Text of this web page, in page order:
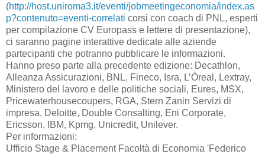
(http://host.uniroma3.it/eventi/jobmeetingeconomia/index.as
p?contenuto=eventi-correlati corsi con coach di PNL, esperti
per compilazione CV Europass e lettere di presentazione),
ci saranno pagine interattive dedicate alle aziende
partecipanti che potranno pubblicare le informazioni.
Hanno preso parte alla precedente edizione: Decathlon,
Alleanza Assicurazioni, BNL, Fineco, Isra, L’Òreal, Lextray,
Ministero del lavoro e delle politiche sociali, Eures, MSX,
Pricewaterhousecoupers, RGA, Stern Zanin Servizi di
impresa, Deloitte, Double Consalting, Eni Corporate,
Ericsson, IBM, Kpmg, Unicredit, Unilever.
Per informazioni:
Ufficio Stage & Placement Facoltà di Economia 'Federico